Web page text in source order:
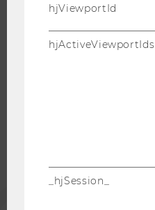
hjViewportId
hjActiveViewportIds
_hjSession_